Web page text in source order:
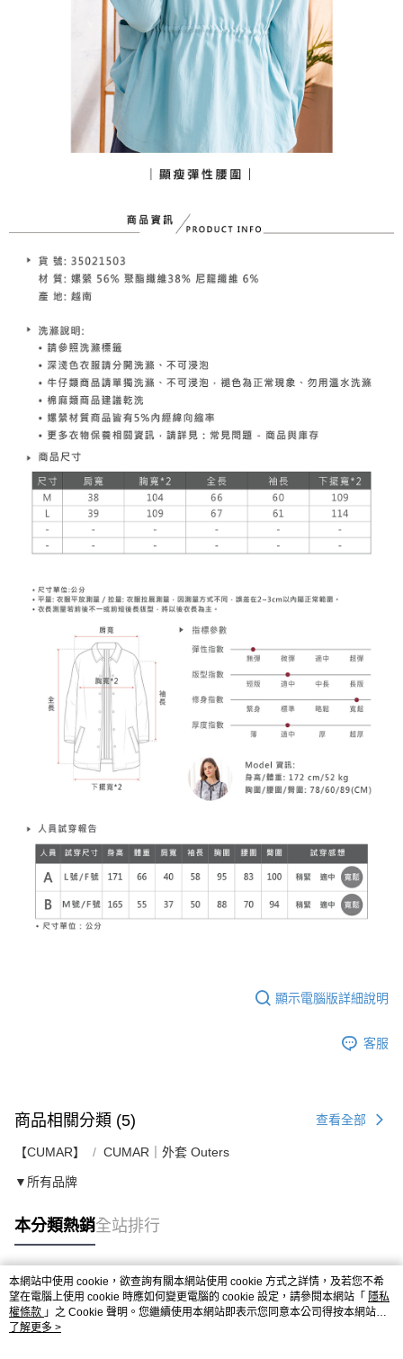
顯示電腦版詳細說明
客服
商品相關分類 (5) 查看全部
【CUMAR】 CUMAR｜外套 Outers
▼所有品牌
本分類熱銷全站排行
熱門標籤
本網站中使用 cookie，欲查詢有關本網站使用 cookie 方式之詳情，及若您不希
望在電腦上使用 cookie 時應如何變更電腦的 cookie 設定，請參閱本網站「 隱私
權條款 」之 Cookie 聲明。您繼續使用本網站即表示您同意本公司得按本網站使
用條款之 Cookie 聲明使用 cookie。
了解更多 >